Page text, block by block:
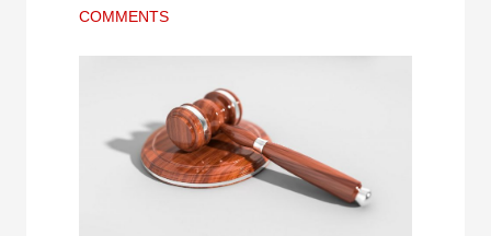
COMMENTS